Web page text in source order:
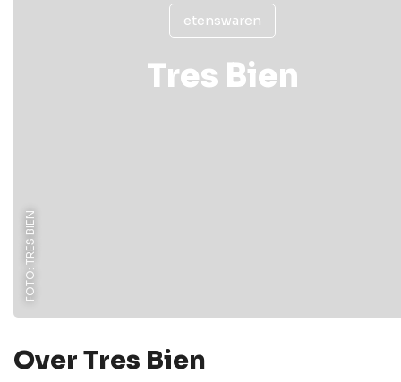
etenswaren
Tres Bien
FOTO: TRES BIEN
Over Tres Bien